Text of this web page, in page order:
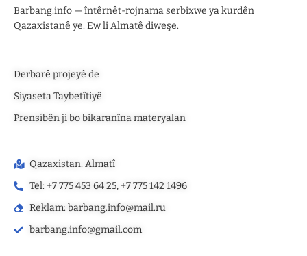
Barbang.info — întêrnêt-rojnama serbixwe ya kurdên
Qazaxistanê ye. Ew li Almatê diweşe.
Derbarê projeyê de
Siyaseta Taybetîtiyê
Prensîbên ji bo bikaranîna materyalan
Qazaxistan. Almatî
Tel: +7 775 453 64 25, +7 775 142 1496‬
Reklam: barbang.info@mail.ru
barbang.info@gmail.com